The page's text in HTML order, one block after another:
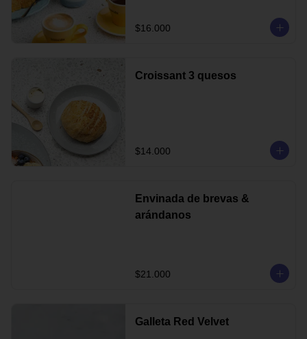
$16.000
Croissant 3 quesos
$14.000
Envinada de brevas &
arándanos
$21.000
Galleta Red Velvet